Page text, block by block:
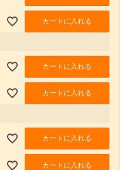
カートに入れる
カートに入れる
カートに入れる
カートに入れる
カートに入れる